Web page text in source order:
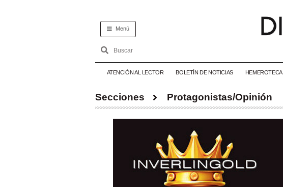
Menú
ATENCIÓN AL LECTOR BOLETÍN DE NOTICIAS HEMEROTECA
Secciones Protagonistas/Opinión